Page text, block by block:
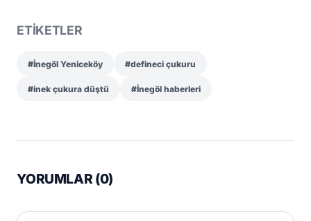
ETİKETLER
#İnegöl Yeniceköy #defineci çukuru
#inek çukura düştü #İnegöl haberleri
YORUMLAR (0)